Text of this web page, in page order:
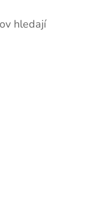
hledají